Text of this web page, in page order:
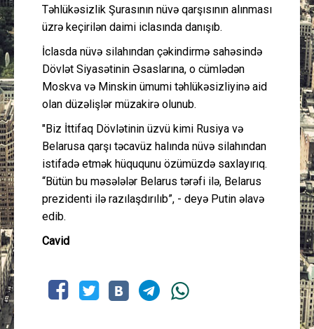
Peşə etikası
Təhlükəsizlik Şurasının nüvə qarşısının alınması
üzrə keçirilən daimi iclasında danışıb.
İclasda nüvə silahından çəkindirmə sahəsində
Dövlət Siyasətinin Əsaslarına, o cümlədən
Moskva və Minskin ümumi təhlükəsizliyinə aid
olan düzəlişlər müzakirə olunub.
"Biz İttifaq Dövlətinin üzvü kimi Rusiya və
Belarusa qarşı təcavüz halında nüvə silahından
istifadə etmək hüququnu özümüzdə saxlayırıq.
“Bütün bu məsələlər Belarus tərəfi ilə, Belarus
prezidenti ilə razılaşdırılıb”, - deyə Putin əlavə
edib.
Cavid